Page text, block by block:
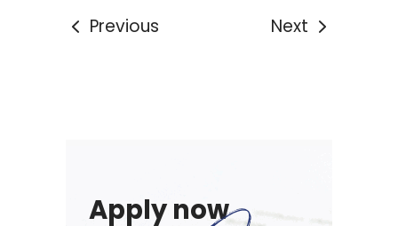
Previous Next
Apply now